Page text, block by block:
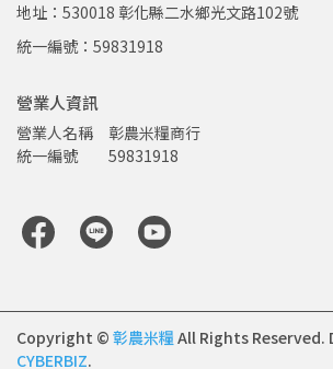
地址：530018 彰化縣二水鄉光文路102號
統一編號：59831918
營業人資訊
營業人名稱　彰農米糧商行
統一編號　　59831918
Copyright © 彰農米糧 All Rights Reserved.
CYBERBIZ.